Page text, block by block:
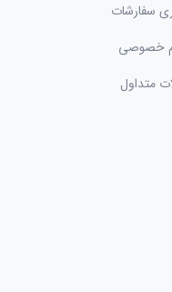
سفارشات
خصوصی
متداول